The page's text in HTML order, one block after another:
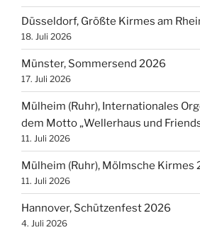
Düsseldorf, Größte Kirmes am
18. Juli 2026
Münster, Sommersend 2026
17. Juli 2026
Mülheim (Ruhr), Internationales
dem Motto „Wellerhaus und
11. Juli 2026
Mülheim (Ruhr), Mölmsche Kirmes
11. Juli 2026
Hannover, Schützenfest 2026
4. Juli 2026